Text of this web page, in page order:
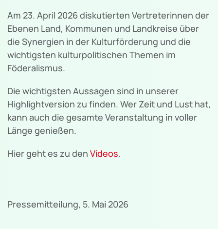
Am 23. April 2026 diskutierten Vertreterinnen der
Ebenen Land, Kommunen und Landkreise über
die Synergien in der Kulturförderung und die
wichtigsten kulturpolitischen Themen im
Föderalismus.
Die wichtigsten Aussagen sind in unserer
Highlightversion zu finden. Wer Zeit und Lust hat,
kann auch die gesamte Veranstaltung in voller
Länge genießen.
Hier geht es zu den Videos.
Pressemitteilung, 5. Mai 2026